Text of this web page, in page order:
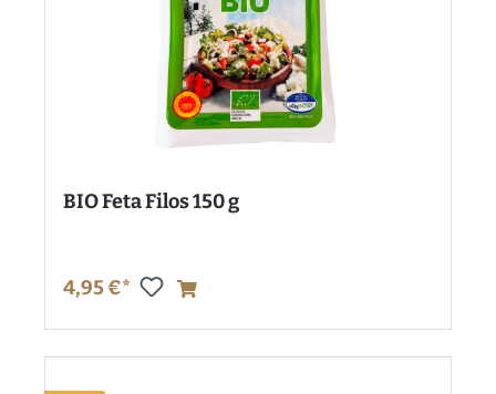
BIO Feta Filos 150 g
4,95 €*